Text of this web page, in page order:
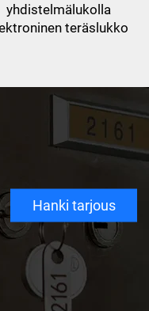
yhdistelmälukolla
teräslukko
Hanki tarjous